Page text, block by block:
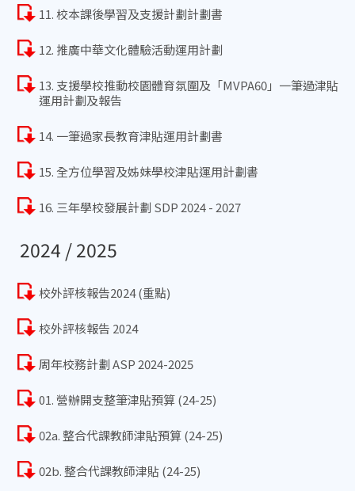
11. 校本課後學習及支援計劃計劃書
12. 推廣中華文化體驗活動運用計劃
13. 支援學校推動校園體育氛圍及「MVPA60」一筆過津貼
運用計劃及報告
14. 一筆過家長教育津貼運用計劃書
15. 全方位學習及姊妹學校津貼運用計劃書
16. 三年學校發展計劃 SDP 2024 - 2027
2024 / 2025
校外評核報告2024 (重點)
校外評核報告 2024
周年校務計劃 ASP 2024-2025
01. 營辦開支整筆津貼預算 (24-25)
02a. 整合代課教師津貼預算 (24-25)
02b. 整合代課教師津貼 (24-25)